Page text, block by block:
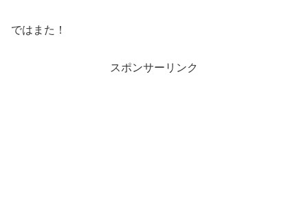
ではまた！
スポンサーリンク